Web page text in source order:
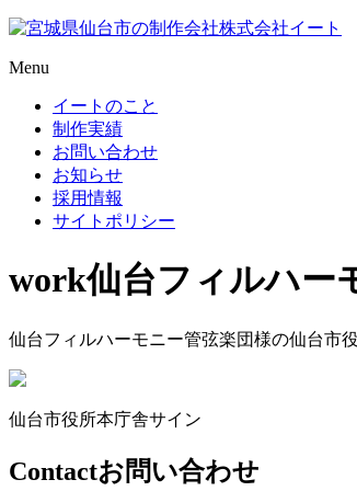
Menu
イートのこと
制作実績
お問い合わせ
お知らせ
採用情報
サイトポリシー
work仙台フィルハー
仙台フィルハーモニー管弦楽団様の仙台市
仙台市役所本庁舎サイン
Contactお問い合わせ